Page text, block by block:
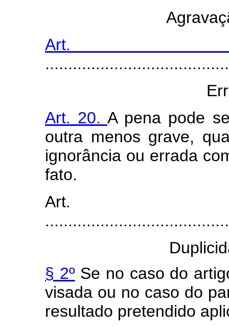
Art. 20. A pena pode
outra menos grave,
ignorância ou errada
fato.
§ 2ºSe no caso do
visada ou no caso do
resultado pretendido